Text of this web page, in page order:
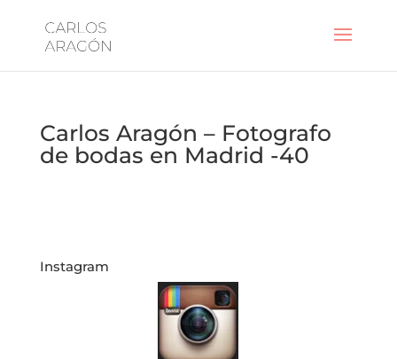
Carlos Aragón – Fotografo
de bodas en Madrid -40
Instagram